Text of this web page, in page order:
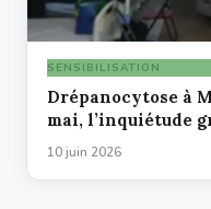
SENSIBILISATION
Drépanocytose à
mai, l’inquiétude
10 juin 2026